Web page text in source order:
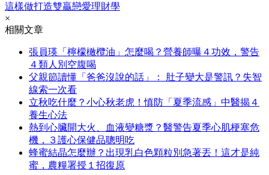
這樣做打造雙贏戀愛理財學
×
相關文章
張員瑛「檸檬橄欖油」怎麼喝？營養師曝４功效，警告
４類人別空腹喝
父親節讀懂「爸爸沒說的話」： 肚子變大是警訊？失智
線索一次看
立秋吃什麼？小心秋老虎！慎防「夏季流感」中醫揭４
養生心法
熱到心臟開大火、血液變糖漿？醫警告夏季心肌梗塞危
機，３護心保健品聰明吃
蜂蜜結晶怎麼辦？出現乳白色顆粒別急著丟！這才是純
蜜，農糧署授１招復原